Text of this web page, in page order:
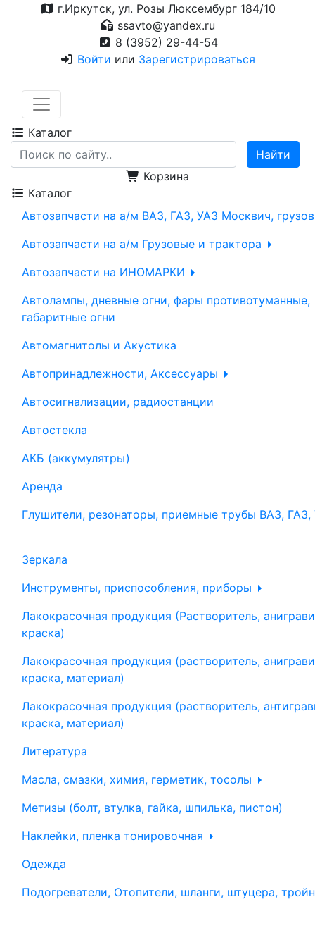
г.Иркутск, ул. Розы Люксембург 184/10
ssavto@yandex.ru
8 (3952) 29-44-54
Войти или Зарегистрироваться
Каталог
Корзина
Каталог
Автозапчасти на а/м ВАЗ, ГАЗ, УАЗ Москвич,
Автозапчасти на а/м Грузовые и трактора
Автозапчасти на ИНОМАРКИ
Автолампы, дневные огни, фары противотуманные,
габаритные огни
Автомагнитолы и Акустика
Автопринадлежности, Аксессуары
Автосигнализации, радиостанции
Автостекла
АКБ (аккумулятры)
Аренда
Глушители, резонаторы, приемные трубы ВАЗ, ГАЗ,
Зеркала
Инструменты, приспособления, приборы
Лакокрасочная продукция (Растворитель,
краска)
Лакокрасочная продукция (растворитель,
краска, материал)
Лакокрасочная продукция (растворитель,
краска, материал)
Литература
Масла, смазки, химия, герметик, тосолы
Метизы (болт, втулка, гайка, шпилька, пистон)
Наклейки, пленка тонировочная
Одежда
Подогреватели, Отопители, шланги, штуцера,